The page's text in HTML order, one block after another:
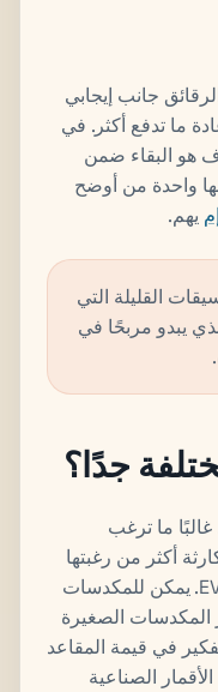
جانب إيجابي
ما تدفع أكثر. في
هو البقاء ضمن
واحدة من أوضح
يهم.
القليلة التي
يبدو مربحًا في
جدًا؟
ما ترغب
أكثر من رغبتها
في التنمر من أجل شريحة هامشية EV. يمكن للمكدسات
الصغيرة
في قيمة المقاعد
الصناعية